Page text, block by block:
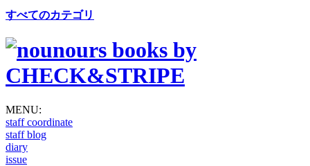
すべてのカテゴリ
MENU:
staff coordinate
staff blog
diary
issue